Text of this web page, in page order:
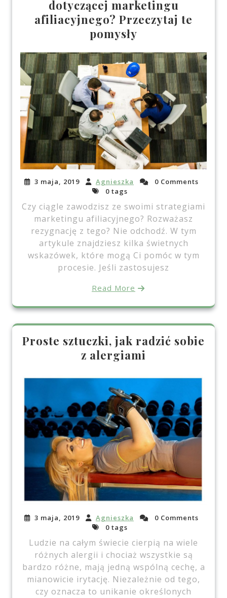
dotyczącej marketingu
afiliacyjnego? Przeczytaj te
pomysły
3 maja, 2019 Agnieszka
0 Comments
0 tags
Czy ciągle zawodzisz ze swoimi strategiami
marketingu afiliacyjnego? Rozważasz
rezygnację z tego? Nie odchodź. W tym
artykule znajdziesz kilka świetnych
wskazówek, które mogą Ci pomóc w tym
procesie. Jeśli zastosujesz
Read More
Proste sztuczki, jak radzić sobie
z alergiami
3 maja, 2019 Agnieszka
0 Comments
0 tags
Ludzie na całym świecie cierpią na wiele
różnych alergii i chociaż wszystkie są
bardzo różne, mają jedną wspólną cechę, a
mianowicie irytację. Niezależnie od tego,
czy oznacza to unikanie określonych